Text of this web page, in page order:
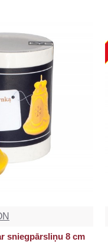
sniegpārsliņu 8 cm